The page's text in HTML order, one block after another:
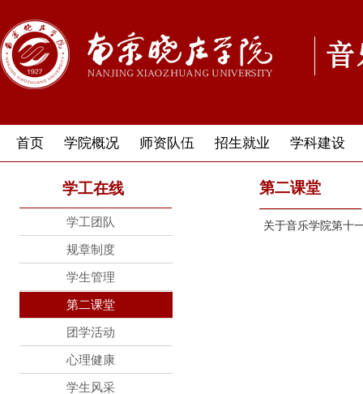
首页 学院概况 师资队伍 招生就业 学科建设
学工在线
学工团队
规章制度
学生管理
第二课堂
团学活动
心理健康
学生风采
第二课堂
关于音乐学院第十